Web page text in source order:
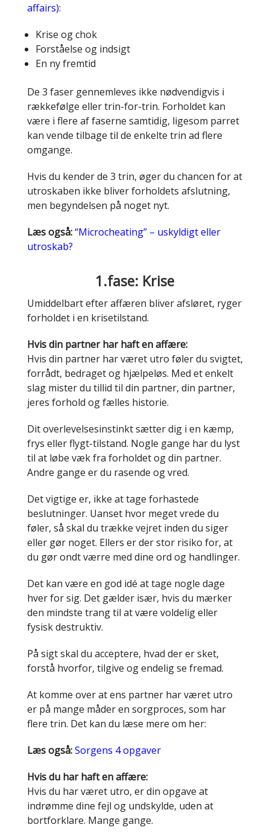
affairs):
Krise og chok
Forståelse og indsigt
En ny fremtid
De 3 faser gennemleves ikke nødvendigvis i
rækkefølge eller trin-for-trin. Forholdet kan
være i flere af faserne samtidig, ligesom parret
kan vende tilbage til de enkelte trin ad flere
omgange.
Hvis du kender de 3 trin, øger du chancen for at
utroskaben ikke bliver forholdets afslutning,
men begyndelsen på noget nyt.
Læs også:“Microcheating” – uskyldigt eller
utroskab?
1.fase: Krise
Umiddelbart efter affæren bliver afsløret, ryger
forholdet i en krisetilstand.
Hvis din partner har haft en affære:
Hvis din partner har været utro føler du svigtet,
forrådt, bedraget og hjælpeløs. Med et enkelt
slag mister du tillid til din partner, din partner,
jeres forhold og fælles historie.
Dit overlevelsesinstinkt sætter dig i en kæmp,
frys eller flygt-tilstand. Nogle gange har du lyst
til at løbe væk fra forholdet og din partner.
Andre gange er du rasende og vred.
Det vigtige er, ikke at tage forhastede
beslutninger. Uanset hvor meget vrede du
føler, så skal du trække vejret inden du siger
eller gør noget. Ellers er der stor risiko for, at
du gør ondt værre med dine ord og handlinger.
Det kan være en god idé at tage nogle dage
hver for sig. Det gælder især, hvis du mærker
den mindste trang til at være voldelig eller
fysisk destruktiv.
På sigt skal du acceptere, hvad der er sket,
forstå hvorfor, tilgive og endelig se fremad.
At komme over at ens partner har været utro
er på mange måder en sorgproces, som har
flere trin. Det kan du læse mere om her:
Læs også:Sorgens 4 opgaver
Hvis du har haft en affære:
Hvis du har været utro, er din opgave at
indrømme dine fejl og undskylde, uden at
bortforklare. Mange gange.